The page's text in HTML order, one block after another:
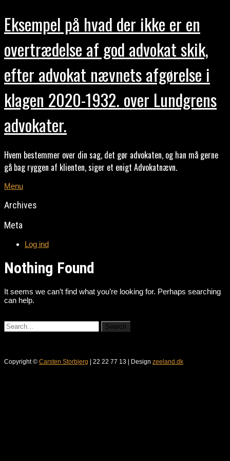
Eksempel på hvad der ikke er en
overtrædelse af god advokat skik,
efter advokat nævnets afgørelse i
klagen 2020-1932. over Lundgrens
advokater.
Hvem bestemmer over din sag, det gør advokaten, og han må gerne
gå bag ryggen af klienten, siger et enigt Advokatnævn.
Menu
Archives
Meta
Log ind
Nothing Found
It seems we can’t find what you’re looking for. Perhaps searching
can help.
Copyright © Carsten Storbjerg | 22 22 77 13 | Design zeeland.dk